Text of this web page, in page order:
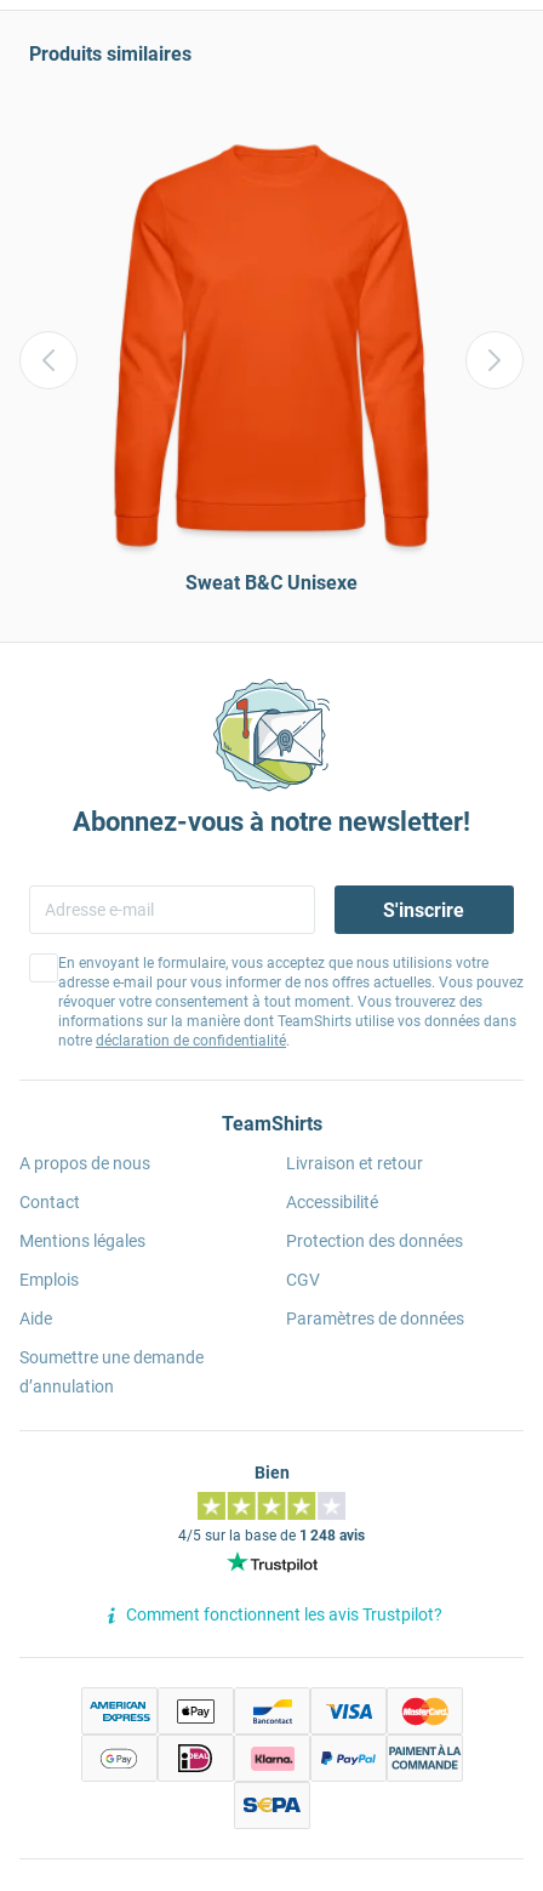
Produits similaires
Sweat B&C Unisexe
Abonnez-vous à notre newsletter!
S'inscrire
En envoyant le formulaire, vous acceptez que nous utilisions votre
adresse e-mail pour vous informer de nos offres actuelles. Vous pouvez
révoquer votre consentement à tout moment. Vous trouverez des
informations sur la manière dont TeamShirts utilise vos données dans
notre déclaration de confidentialité.
TeamShirts
A propos de nous
Contact
Mentions légales
Emplois
Aide
Soumettre une demande
d’annulation
Livraison et retour
Accessibilité
Protection des données
CGV
Paramètres de données
Bien
4/5 sur la base de 1 248 avis
Comment fonctionnent les avis Trustpilot?